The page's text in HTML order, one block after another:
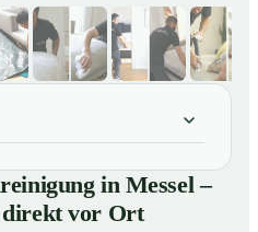
in Messel – hygienisch
in Messel –
direkt vor Ort